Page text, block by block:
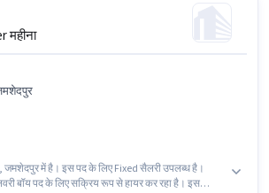
महीना
में है। इस पद के लिए Fixed सैलरी उपलब्ध है।
बॉय पद के लिए सक्रिय रूप से हायर कर रहा है। इस